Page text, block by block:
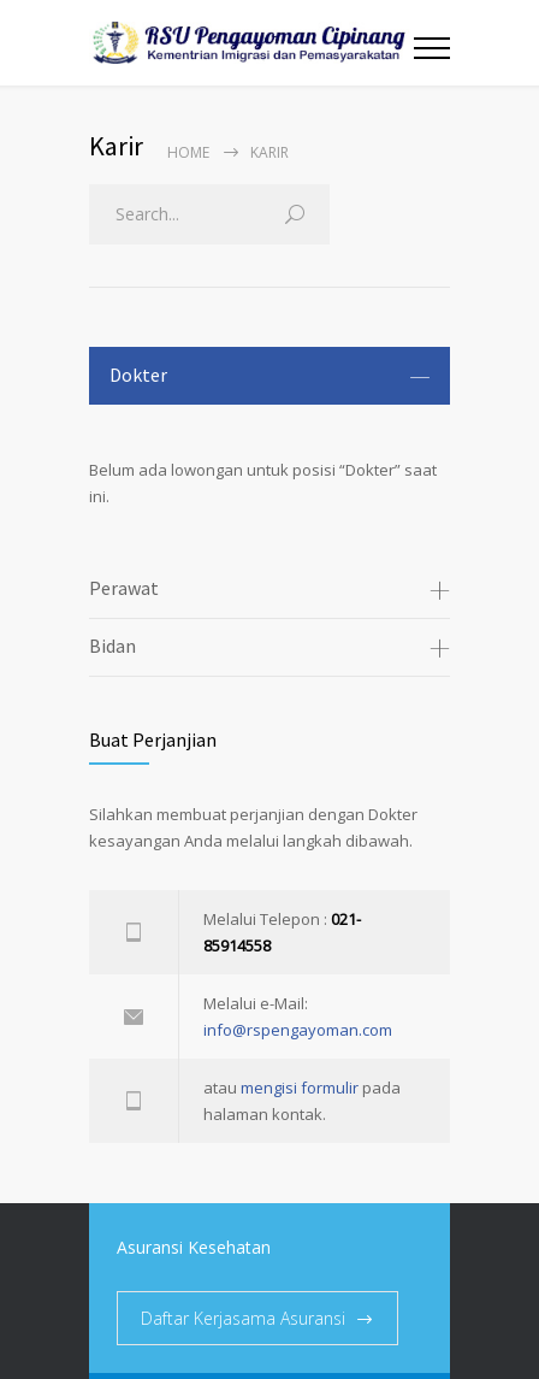
Karir HOME KARIR
Dokter
Belum ada lowongan untuk posisi “Dokter” saat
ini.
Perawat
Bidan
Buat Perjanjian
Silahkan membuat perjanjian dengan Dokter
kesayangan Anda melalui langkah dibawah.
Melalui Telepon : 021-
85914558
Melalui e-Mail:
info@rspengayoman.com
atau mengisi formulir pada
halaman kontak.
Asuransi Kesehatan
Daftar Kerjasama Asuransi